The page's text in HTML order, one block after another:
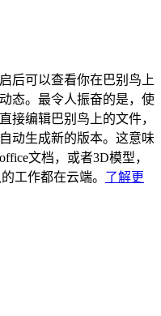
后可以查看你在巴别鸟上
态。最令人振奋的是，使
接编辑巴别鸟上的文件，
动生成新的版本。这意味
文档，或者3D模型，
工作都在云端。 了解更